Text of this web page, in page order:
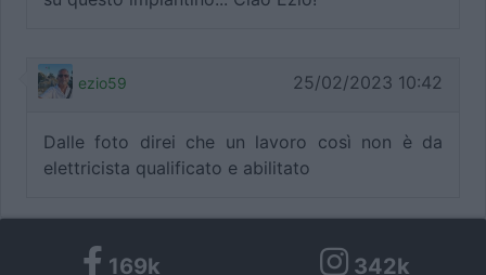
ezio59 25/02/2023 10:42
Dalle foto direi che un lavoro così non è da
elettricista qualificato e abilitato
169k 342k